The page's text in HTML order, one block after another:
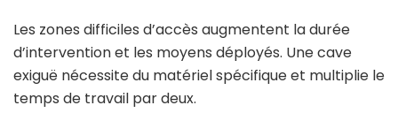
Les zones difficiles d’accès augmentent la durée
d’intervention et les moyens déployés. Une cave
exiguë nécessite du matériel spécifique et multiplie le
temps de travail par deux.